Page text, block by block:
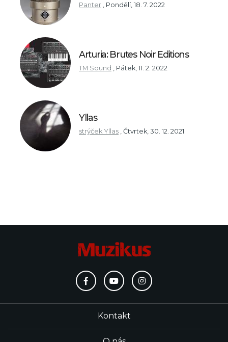
Panter , Pondělí, 18. 7. 2022
Arturia: Brutes Noir Editions
TM Sound , Pátek, 11. 2. 2022
Yllas
strýček Yllas , Čtvrtek, 30. 12. 2021
Kontakt